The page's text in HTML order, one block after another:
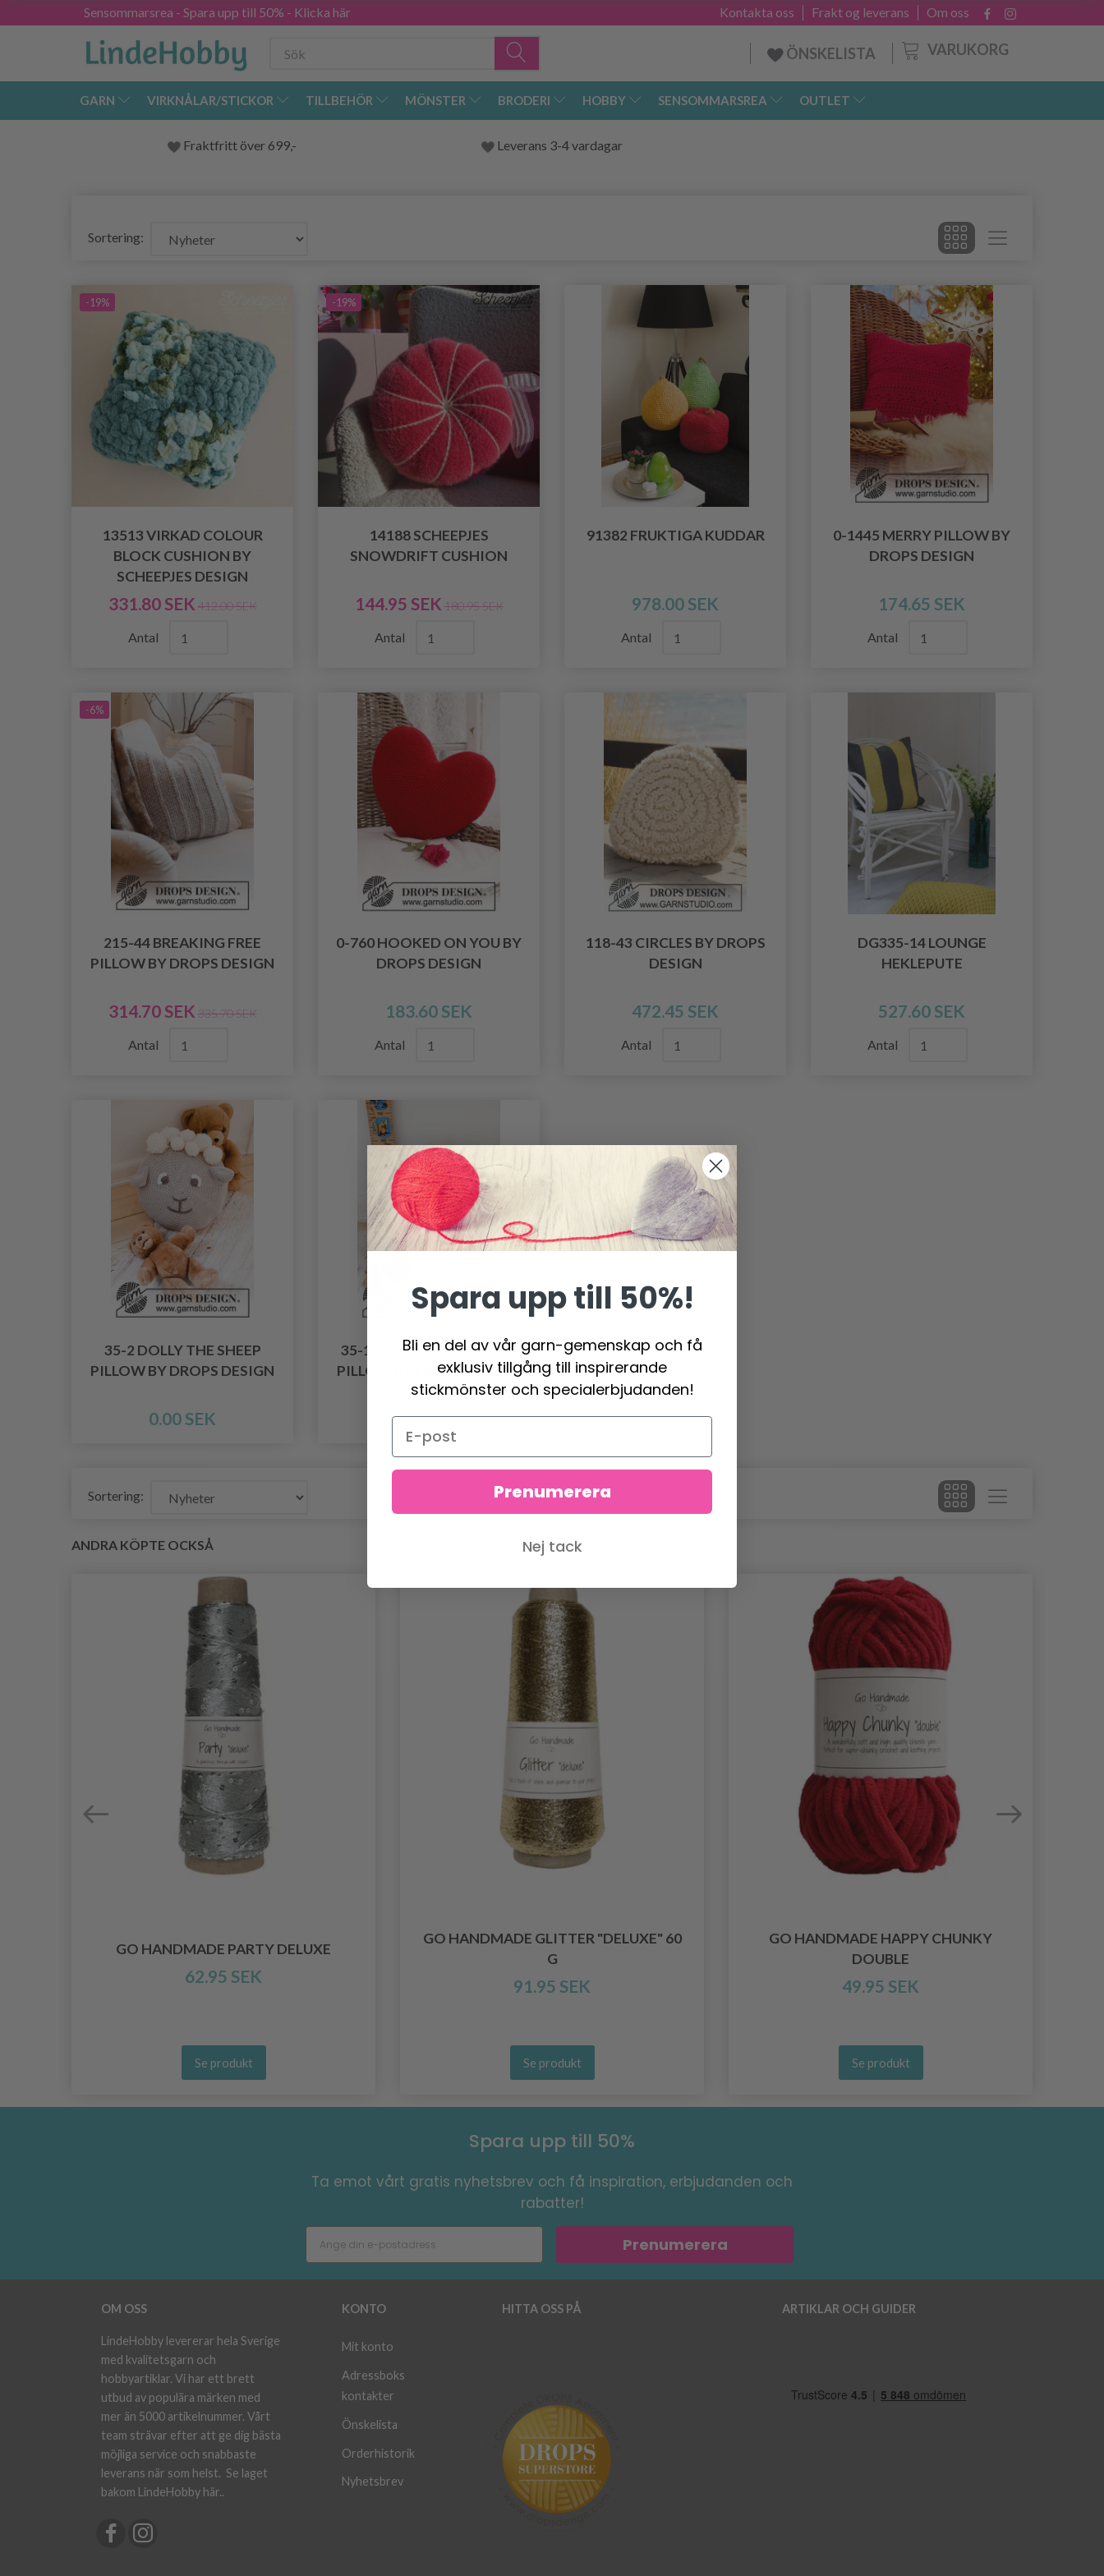
Sensommarsrea - Spara upp till 50% - Klicka här Om oss
Frakt og leverans
Kontakta oss
VARUKORG
ÖNSKELISTA
GARN VIRKNÅLAR/STICKOR TILLBEHÖR MÖNSTER BRODERI HOBBY SENSOMMARSREA OUTLET
Fraktfritt över 699,- Leverans 3-4 vardagar
Sortering:
-19%
13513 VIRKAD COLOUR
BLOCK CUSHION BY
SCHEEPJES DESIGN
331.80 SEK 412.00 SEK
Antal
-19%
14188 SCHEEPJES
SNOWDRIFT CUSHION
144.95 SEK 180.95 SEK
Antal
91382 FRUKTIGA KUDDAR
978.00 SEK
Antal
0-1445 MERRY PILLOW BY
DROPS DESIGN
174.65 SEK
Antal
-6%
215-44 BREAKING FREE
PILLOW BY DROPS DESIGN
314.70 SEK 335.70 SEK
Antal
0-760 HOOKED ON YOU BY
DROPS DESIGN
183.60 SEK
Antal
118-43 CIRCLES BY DROPS
DESIGN
472.45 SEK
Antal
DG335-14 LOUNGE
HEKLEPUTE
527.60 SEK
Antal
35-2 DOLLY THE SHEEP
PILLOW BY DROPS DESIGN
0.00 SEK
35-1 BONGO THE CLOWN
PILLOW BY DROPS DESIGN
0.00 SEK
Sortering:
ANDRA KÖPTE OCKSÅ
GO HANDMADE PARTY DELUXE
62.95 SEK
Se produkt
GO HANDMADE GLITTER "DELUXE" 60
G
91.95 SEK
Se produkt
GO HANDMADE HAPPY CHUNKY
DOUBLE
49.95 SEK
Se produkt
Spara upp till 50%
Ta emot vårt gratis nyhetsbrev och få inspiration, erbjudanden och
rabatter!
Prenumerera
OM OSS
LindeHobby levererar hela Sverige
med kvalitetsgarn och
hobbyartiklar. Vi har ett brett
utbud av populära märken med
mer än 5000 artikelnummer. Vårt
team strävar efter att ge dig bästa
möjliga service och snabbaste
leverans när som helst. Se laget
bakom LindeHobby här..
KONTO
Mit konto
Adressboks
kontakter
Önskelista
Orderhistorik
Nyhetsbrev
HITTA OSS PÅ ARTIKLAR OCH GUIDER
Spara upp till 50%!
Bli en del av vår garn-gemenskap och få
exklusiv tillgång till inspirerande
stickmönster och specialerbjudanden!
Prenumerera
Nej tack